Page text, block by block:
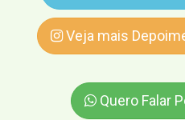
Veja mais
Quero Falar